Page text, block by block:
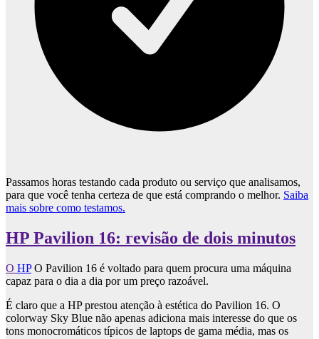
Passamos horas testando cada produto ou serviço que analisamos,
para que você tenha certeza de que está comprando o melhor. Saiba
mais sobre como testamos.
HP Pavilion 16: revisão de dois minutos
O HPO Pavilion 16 é voltado para quem procura uma máquina
capaz para o dia a dia por um preço razoável.
É claro que a HP prestou atenção à estética do Pavilion 16. O
colorway Sky Blue não apenas adiciona mais interesse do que os
tons monocromáticos típicos de laptops de gama média, mas os